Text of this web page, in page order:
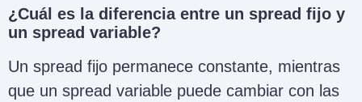
¿Cuál es la diferencia entre un spread fijo y
un spread variable?
Un spread fijo permanece constante, mientras
que un spread variable puede cambiar con las